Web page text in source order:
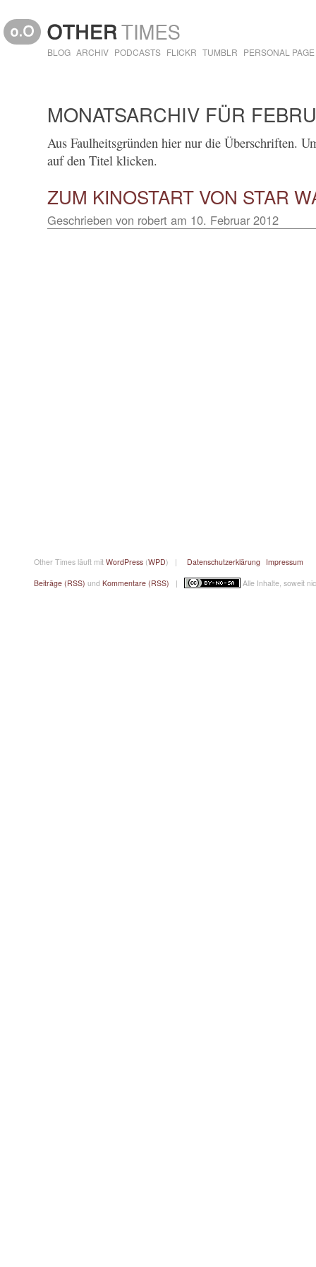
BLOG ARCHIV PODCASTS FLICKR TUMBLR PERSONAL PAGE
MONATSARCHIV FÜR
Aus Faulheitsgründen hier nur die Überschriften.
auf den Titel klicken.
ZUM KINOSTART VON STAR
Geschrieben von robert am 10. Februar 2012
Other Times läuft mit WordPress (WPD) | Datenschutzerklärung Impressum
Beiträge (RSS) und Kommentare (RSS) | Alle Inhalte, soweit